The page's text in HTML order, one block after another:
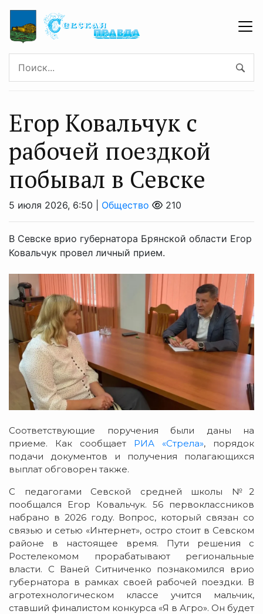
Егор Ковальчук с
рабочей поездкой
побывал в Севске
5 июля 2026, 6:50 | Общество 210
В Севске врио губернатора Брянской области Егор
Ковальчук провел личный прием.
Соответствующие поручения были даны на
приеме. Как сообщает РИА «Стрела», порядок
подачи документов и получения полагающихся
выплат обговорен также.
С педагогами Севской средней школы №2
пообщался Егор Ковальчук. 56 первоклассников
набрано в 2026 году. Вопрос, который связан со
связью и сетью «Интернет», остро стоит в Севском
районе в настоящее время. Пути решения с
Ростелекомом прорабатывают региональные
власти. С Ваней Ситниченко познакомился врио
губернатора в рамках своей рабочей поездки. В
агротехнологическом классе учится мальчик,
ставший финалистом конкурса «Я в Агро». Он будет